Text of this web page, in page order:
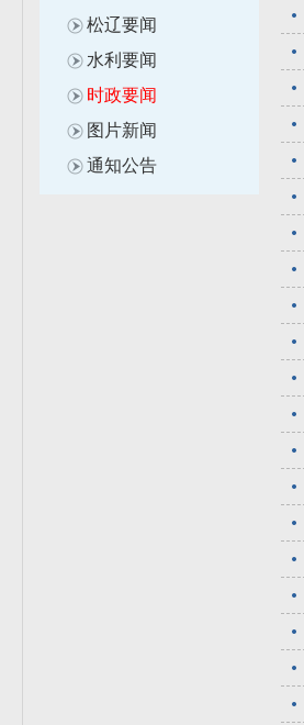
松辽要闻
水利要闻
时政要闻
图片新闻
通知公告